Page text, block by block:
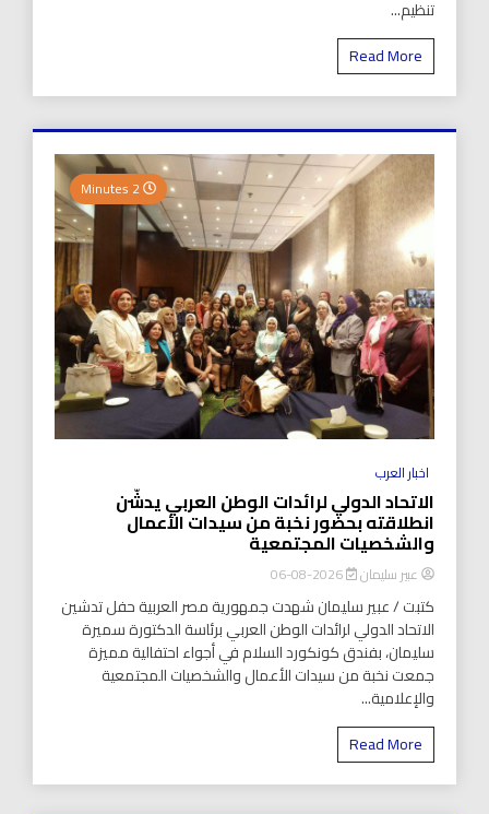
تنظيم...
Read More
اخبار العرب
الاتحاد الدولي لرائدات الوطن العربي يدشّن
انطلاقته بحضور نخبة من سيدات الأعمال
والشخصيات المجتمعية
عبير سليمان 2026-08-06
كتبت / عبير سليمان شهدت جمهورية مصر العربية حفل تدشين
الاتحاد الدولي لرائدات الوطن العربي برئاسة الدكتورة سميرة
سليمان، بفندق كونكورد السلام في أجواء احتفالية مميزة
جمعت نخبة من سيدات الأعمال والشخصيات المجتمعية
والإعلامية...
Read More